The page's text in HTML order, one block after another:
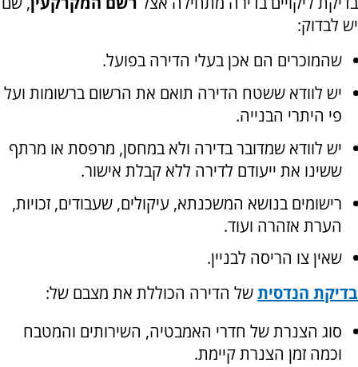
יש לבדוק:
שהמוכרים הם אכן בעלי הדירה בפועל.
יש לוודא ששטח הדירה תואם את הרשום ברשומות ועל
פי היתרי הבנייה.
יש לוודא שמדובר בדירה ולא במחסן, מרפסת או מרתף
ששינו את ייעודם לדירה ללא קבלת אישור.
רישומים בנושא המשכנתא, עיקולים, שעבודים, זכויות,
הערת אזהרה ועוד.
שאין צו הריסה לבניין.
בדיקת הנדסיתשל הדירה הכוללת את מצבם של:
סוג הצנרת של חדרי האמבטיה, השירותים והמטבח
וכמה זמן הצנרת קיימת.